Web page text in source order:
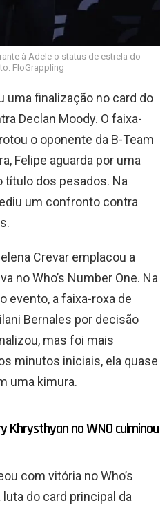
à Adele o status de estrela do
FloGrappling
uma finalização no card do
Declan Moody. O faixa-
o oponente da B-Team
Felipe aguarda por uma
título dos pesados. Na
um confronto contra
Crevar emplacou a
no Who’s Number One. Na
evento, a faixa-roxa de
Bernales por decisão
mas foi mais
minutos iniciais, ela quase
uma kimura.
Khrysthyan no WNO culminou
com vitória no Who’s
do card principal da